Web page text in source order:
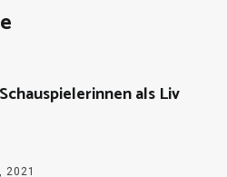
als Liv
2021